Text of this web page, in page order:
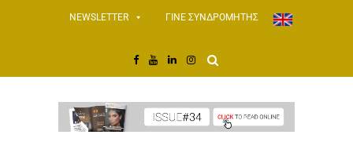
NEWSLETTER ΓΙΝΕ ΣΥΝΔΡΟΜΗΤΗΣ